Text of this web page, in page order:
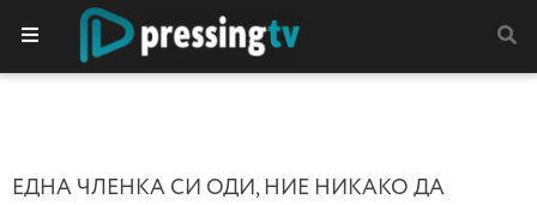
ЕДНА ЧЛЕНКА СИ ОДИ, НИЕ НИКАКО ДА